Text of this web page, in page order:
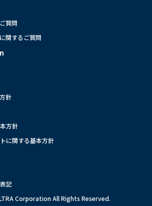
質問
関するご質問
針
方針
に関する基本方針
記
Corporation All Rights Reserved.